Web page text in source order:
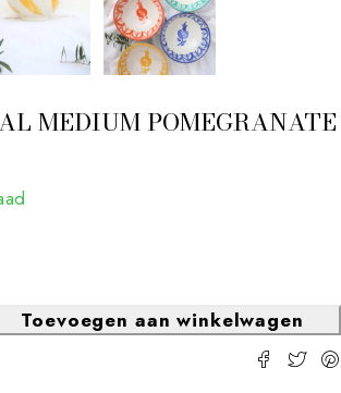
MEDIUM POMEGRANATE
Toevoegen aan winkelwagen